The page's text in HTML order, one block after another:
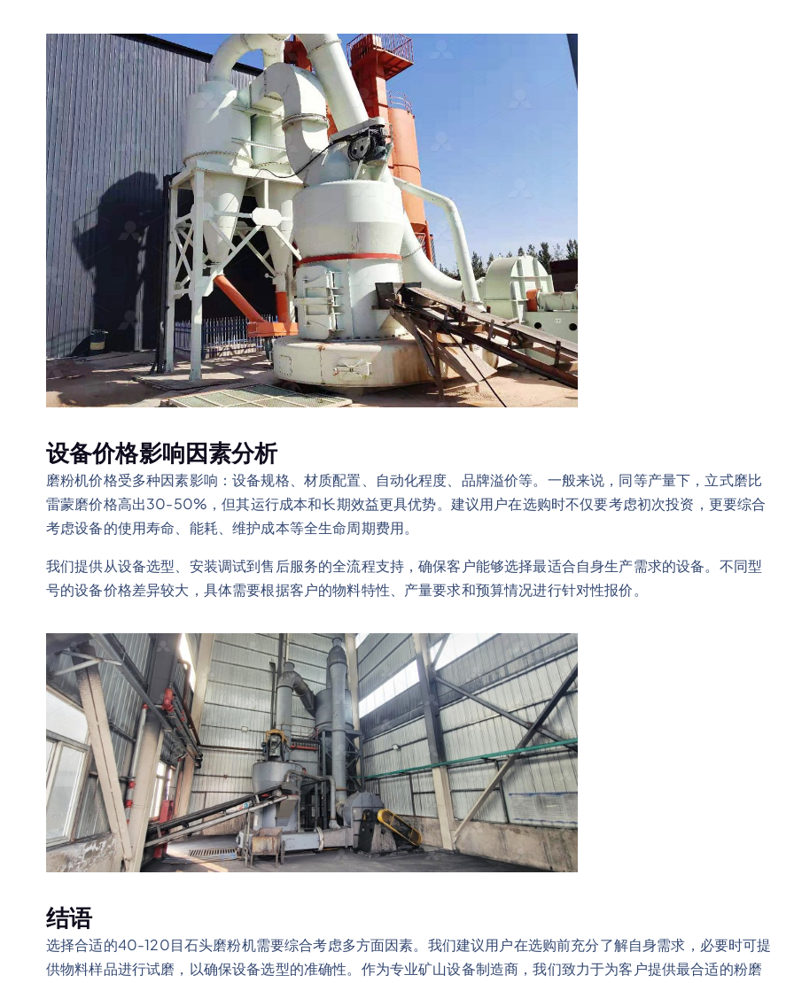
设备价格影响因素分析
磨粉机价格受多种因素影响：设备规格、材质配置、自动化程度、品牌溢价等。一般来说，同等产量下，立式磨比
雷蒙磨价格高出30-50%，但其运行成本和长期效益更具优势。建议用户在选购时不仅要考虑初次投资，更要综合
考虑设备的使用寿命、能耗、维护成本等全生命周期费用。
我们提供从设备选型、安装调试到售后服务的全流程支持，确保客户能够选择最适合自身生产需求的设备。不同型
号的设备价格差异较大，具体需要根据客户的物料特性、产量要求和预算情况进行针对性报价。
结语
选择合适的40-120目石头磨粉机需要综合考虑多方面因素。我们建议用户在选购前充分了解自身需求，必要时可提
供物料样品进行试磨，以确保设备选型的准确性。作为专业矿山设备制造商，我们致力于为客户提供最合适的粉磨